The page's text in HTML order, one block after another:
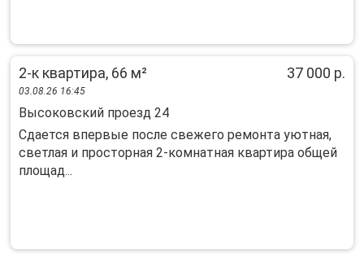
2-к квартира, 66 м² 37 000 р.
03.08.26 16:45
Высоковский проезд 24
Сдается впервые после свежего ремонта уютная,
светлая и просторная 2-комнатная квартира общей
площад...